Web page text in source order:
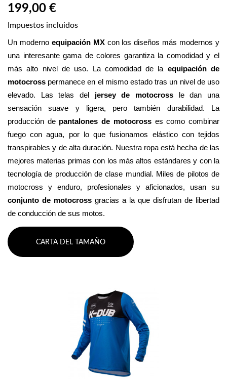
199,00 €
Impuestos incluidos
Un moderno equipación MX con los diseños más modernos y
una interesante gama de colores garantiza la comodidad y el
más alto nivel de uso. La comodidad de la equipación de
motocross permanece en el mismo estado tras un nivel de uso
elevado. Las telas del jersey de motocross le dan una
sensación suave y ligera, pero también durabilidad. La
producción de pantalones de motocross es como combinar
fuego con agua, por lo que fusionamos elástico con tejidos
transpirables y de alta duración. Nuestra ropa está hecha de las
mejores materias primas con los más altos estándares y con la
tecnología de producción de clase mundial. Miles de pilotos de
conjunto de motocross gracias a la que disfrutan de libertad
de conducción de sus motos.
CARTA DEL TAMAÑO